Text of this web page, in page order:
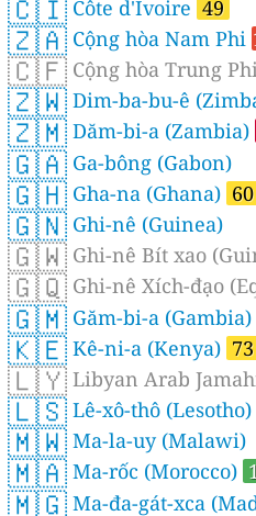
🇨🇮 Côte d'Ivoire 49
🇿🇦 Cộng hòa Nam Phi
🇨🇫 Cộng hòa Trung
🇿🇼 Dim-ba-bu-ê
🇿🇲 Dăm-bi-a (Zambia)
🇬🇦 Ga-bông (Gabon)
🇬🇭 Gha-na (Ghana) 60
🇬🇳 Ghi-nê (Guinea)
🇬🇼 Ghi-nê Bít xao
🇬🇶 Ghi-nê Xích-đạo
🇬🇲 Găm-bi-a (Gambia)
🇰🇪 Kê-ni-a (Kenya) 73
🇱🇾 Libyan Arab
🇱🇸 Lê-xô-thô (Lesotho)
🇲🇼 Ma-la-uy (Malawi)
🇲🇦 Ma-rốc (Morocco)
🇲🇬 Ma-đa-gát-xca